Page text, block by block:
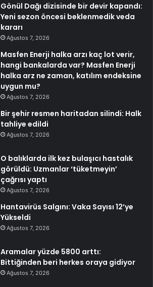
Gönül Dağı dizisinde bir devir kapandı:
Yeni sezon öncesi beklenmedik veda
kararı
Ağustos 7, 2026
Masfen Enerji halka arzı kaç lot verir,
hangi bankalarda var? Masfen Enerji
halka arz ne zaman, katılım endeksine
uygun mu?
Ağustos 7, 2026
Bir şehir resmen haritadan silindi: Halk
tahliye edildi
Ağustos 7, 2026
O balıklarda ilk kez bulaşıcı hastalık
görüldü: Uzmanlar ‘tüketmeyin’
çağrısı yaptı
Ağustos 7, 2026
Hantavirüs Salgını: Vaka Sayısı 12’ye
Yükseldi
Ağustos 7, 2026
Aramalar yüzde 5800 arttı:
Bittiğinden beri herkes oraya gidiyor
Ağustos 7, 2026